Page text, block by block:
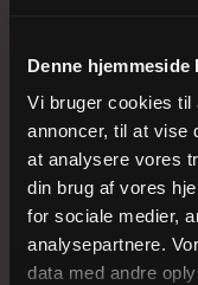
Denne
Vi bruger cookies til
annoncer, til at vise
at analysere vores
din brug af vores
for sociale medier,
analysepartnere.
data med andre
Tlf. 46 32 03
EAN-nr.
CVR-nr.
Vestervig
vvkms@km.dk
Tlf. 97 94 16 85